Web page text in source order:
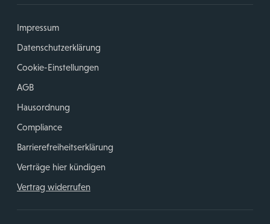
Impressum
Datenschutzerklärung
Cookie-Einstellungen
AGB
Hausordnung
Compliance
Barrierefreiheitserklärung
Verträge hier kündigen
Vertrag widerrufen